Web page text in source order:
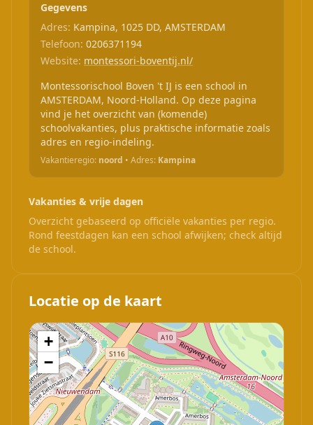
Gegevens
Adres: Kampina, 1025 DD, AMSTERDAM
Telefoon: 0206371194
Website: montessori-boventij.nl/
Montessorischool Boven 't IJ is een school in
AMSTERDAM, Noord-Holland. Op deze pagina
vind je het overzicht van (komende)
schoolvakanties, plus praktische informatie zoals
adres en regio-indeling.
Vakantieregio: noord • Adres: Kampina
Vakanties & vrije dagen
Overzicht gebaseerd op officiële vakanties per regio.
Rond feestdagen kan een school afwijken; check altijd
de school.
Locatie op de kaart
+
−